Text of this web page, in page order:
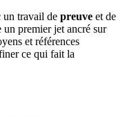
un travail de preuve et de
premier jet ancré sur
et références
ce qui fait la